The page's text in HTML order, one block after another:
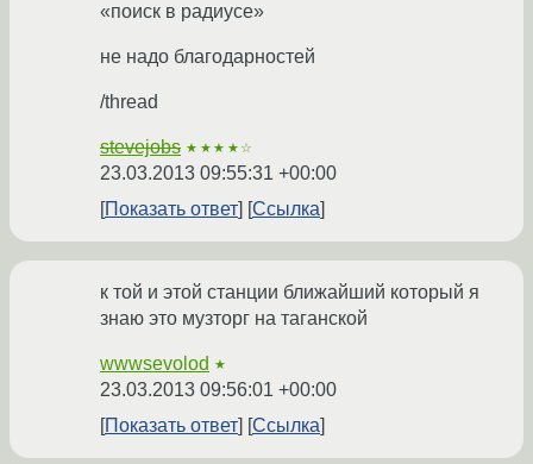
«поиск в радиусе»
не надо благодарностей
/thread
stevejobs ★★★★☆
23.03.2013 09:55:31 +00:00
Показать ответ
Ссылка
к той и этой станции ближайший который я
знаю это музторг на таганской
wwwsevolod ★
23.03.2013 09:56:01 +00:00
Показать ответ
Ссылка